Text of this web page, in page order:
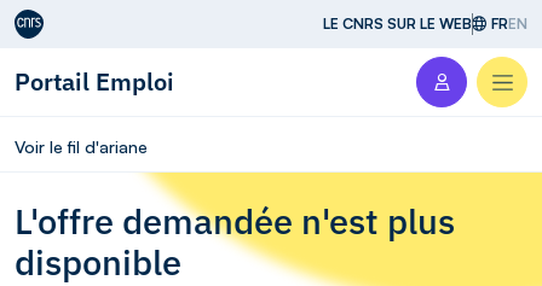
Aller au contenu LE CNRS SUR LE WEB FREN
Portail Emploi
Voir le fil d'ariane
L'offre demandée n'est plus
disponible